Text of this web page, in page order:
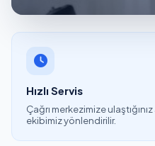
Hızlı Servis
Çağrı merkezimize
ekibimiz yönlendirilir.